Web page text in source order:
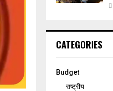
CATEGORIES
Budget
राष्ट्रीय